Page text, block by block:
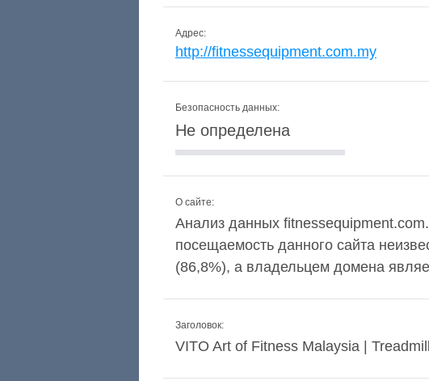
Адрес:
http://fitnessequipment.com.my
Безопасность данных:
Не определена
О сайте:
Анализ данных
посещаемость данного сайта
(86,8%), а владельцем домена
Заголовок:
VITO Art of Fitness Malaysia |